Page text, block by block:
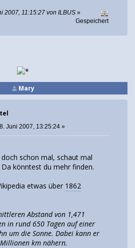
2007, 11:15:27 von ILBUS »
Gespeichert
Mary
Juni 2007, 13:25:24 »
schon mal, schaut mal
Da könntest du mehr finden.
etwas über 1862
Abstand von 1,471
in rund 650 Tagen auf einer
um die Sonne. Dabei kann er
km nähern.